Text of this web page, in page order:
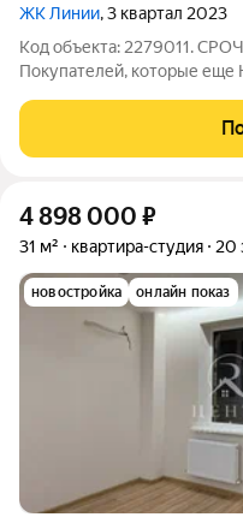
ЖК Линии, 3 квартал 2023
Код объекта: 2279011.
Покупателей, которые еще
Могу гарантировать, что
первых, вид из окна. Вы
4 898 000 ₽
31 м² квартира-студия 20
новостройка онлайн показ